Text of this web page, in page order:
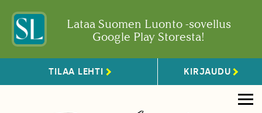
Lataa Suomen Luonto -sovellus
Google Play Storesta!
TILAA LEHTI KIRJAUDU